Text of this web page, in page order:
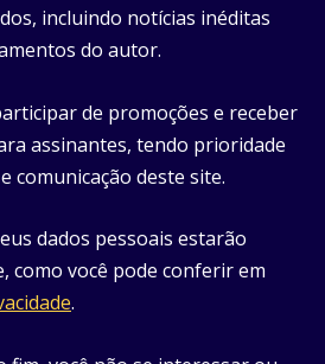
incluindo notícias inéditas
do autor.
de promoções e receber
assinantes, tendo prioridade
comunicação deste site.
dados pessoais estarão
como você pode conferir em
.